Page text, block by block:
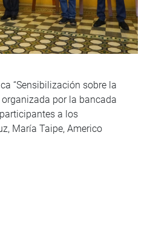
“Sensibilización sobre la
por la bancada
a los
María Taipe, Americo